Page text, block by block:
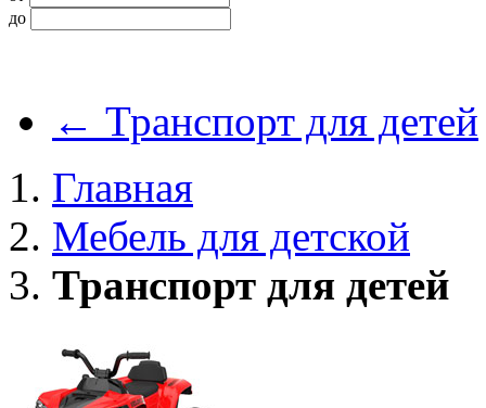
до
← Транспорт для детей
Главная
Мебель для детской
Транспорт для детей